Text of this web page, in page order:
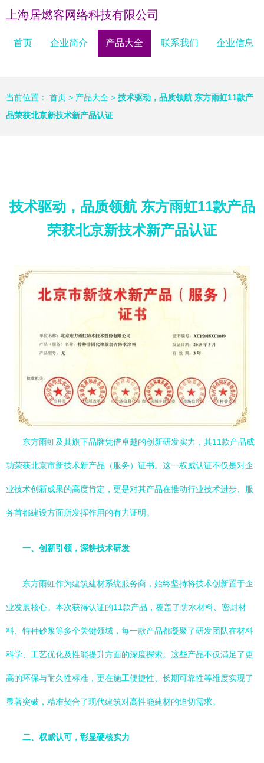
上海居燃客网络科技有限公司
首页 企业简介 产品大全 联系我们 企业信息
当前位置： 首页 > 产品大全 > 技术驱动，品质领航 东方雨虹11款产
品荣获北京新技术新产品认证
技术驱动，品质领航 东方雨虹11款产品
荣获北京新技术新产品认证
东方雨虹及其旗下品牌凭借卓越的创新研发实力，其11款产品成
功荣获北京市新技术新产品（服务）证书。这一权威认证不仅是对企
业技术创新成果的高度肯定，更是对其产品在推动行业技术进步、服
务首都建设方面所发挥作用的有力证明。
一、创新引领，深耕技术研发
东方雨虹作为建筑建材系统服务商，始终坚持将技术创新置于企
业发展核心。本次获得认证的11款产品，覆盖了防水材料、密封材
料、特种砂浆等多个关键领域，每一款产品都凝聚了研发团队在材料
科学、工艺优化及性能提升方面的深度探索。这些产品不仅满足了更
高的环保与耐久性标准，更在施工便捷性、长期可靠性等维度实现了
显著突破，精准契合了现代建筑对高性能建材的迫切需求。
二、权威认可，彰显硬核实力